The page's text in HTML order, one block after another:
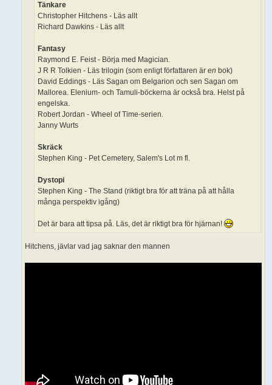
Tänkare
Christopher Hitchens - Läs allt
Richard Dawkins - Läs allt
Fantasy
Raymond E. Feist - Börja med Magician.
J R R Tolkien - Läs trilogin (som enligt författaren är en bok)
David Eddings - Läs Sagan om Belgarion och sen Sagan om
Mallorea. Elenium- och Tamuli-böckerna är också bra. Helst på
engelska.
Robert Jordan - Wheel of Time-serien.
Janny Wurts
Skräck
Stephen King - Pet Cemetery, Salem's Lot m fl.
Dystopi
Stephen King - The Stand (riktigt bra för att träna på att hålla
många perspektiv igång)
Det är bara att tipsa på. Läs, det är riktigt bra för hjärnan!
Hitchens, jävlar vad jag saknar den mannen